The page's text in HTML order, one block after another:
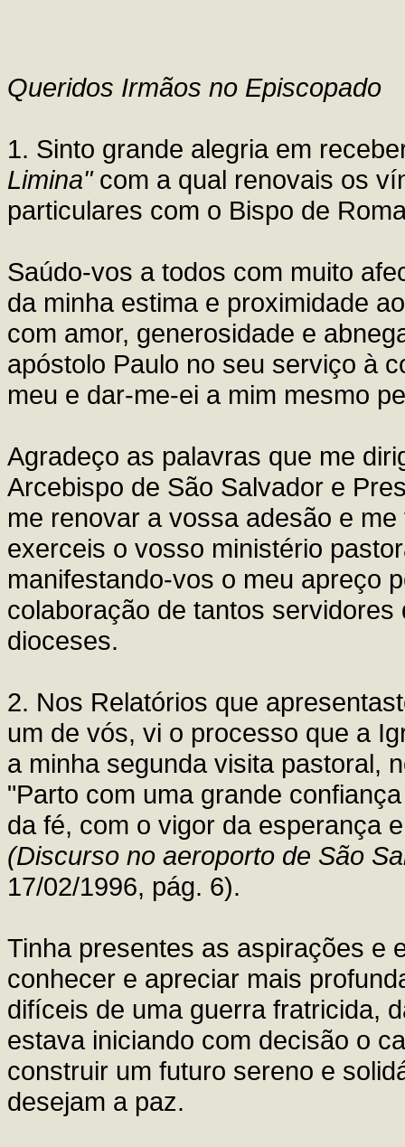
Queridos Irmãos no Episcopado
1. Sinto grande alegria em
Limina"com a qual renovais os
particulares com o Bispo de
Saúdo-vos a todos com muito
da minha estima e proximidade
com amor, generosidade e
apóstolo Paulo no seu serviço à
meu e dar-me-ei a mim mesmo
Agradeço as palavras que me
Arcebispo de São Salvador e
me renovar a vossa adesão e
exerceis o vosso ministério
manifestando-vos o meu apreço
colaboração de tantos
dioceses.
2. Nos Relatórios que
um de vós, vi o processo que a
a minha segunda visita pastoral,
"Parto com uma grande
da fé, com o vigor da esperança
(Discurso no aeroporto de São
17/02/1996, pág. 6).
Tinha presentes as aspirações e
conhecer e apreciar mais
difíceis de uma guerra fratricida,
estava iniciando com decisão o
construir um futuro sereno e
desejam a paz.